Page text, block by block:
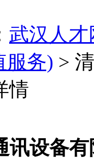
武汉人才
服务) >
情
讯设备